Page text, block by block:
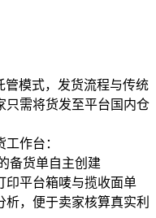
管模式，发货流程与传统
只需将货发至平台国内仓
作台：
备货单自主创建
印平台箱唛与揽收面单
，便于卖家核算真实利